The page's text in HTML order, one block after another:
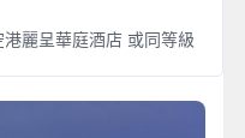
麗呈華庭酒店 或同等級